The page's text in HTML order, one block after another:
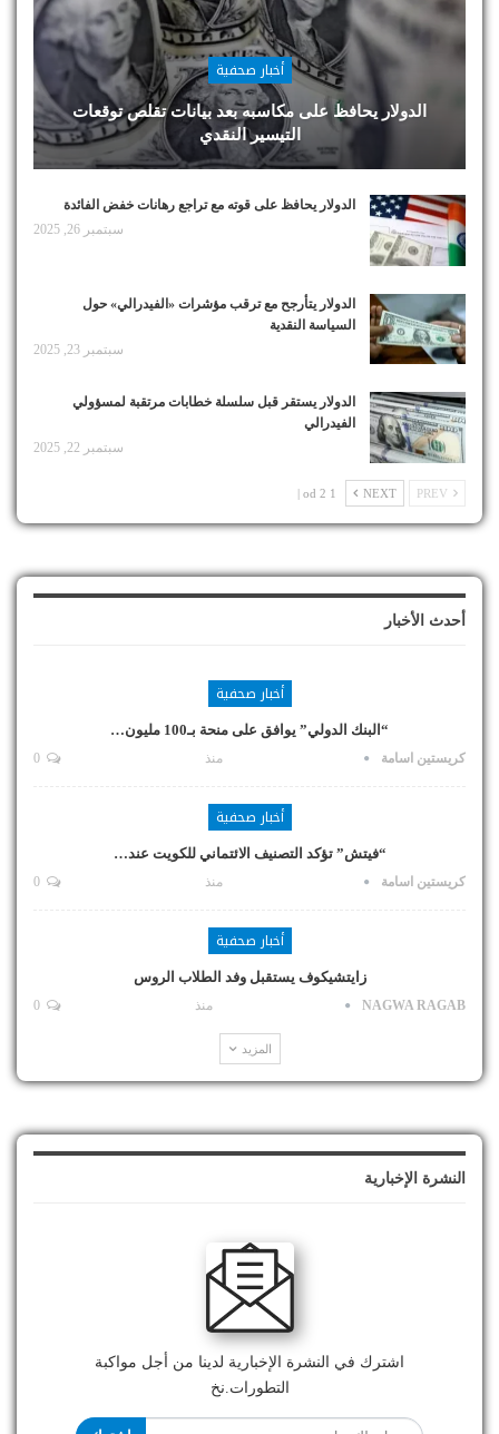
أخبار صحفية
الدولار يحافظ على مكاسبه بعد بيانات تقلص توقعات
التيسير النقدي
الدولار يحافظ على قوته مع تراجع رهانات خفض الفائدة
سبتمبر 26, 2025
الدولار يتأرجح مع ترقب مؤشرات «الفيدرالي» حول
السياسة النقدية
سبتمبر 23, 2025
الدولار يستقر قبل سلسلة خطابات مرتقبة لمسؤولي
الفيدرالي
سبتمبر 22, 2025
NEXT
1 od 2 |
أحدث الأخبار
أخبار صحفية
“البنك الدولي” يوافق على منحة بـ100 مليون…
كريستين اسامة منذ
أخبار صحفية
“فيتش” تؤكد التصنيف الائتماني للكويت عند…
كريستين اسامة منذ
أخبار صحفية
زايتشيكوف يستقبل وفد الطلاب الروس
NAGWA RAGAB منذ
المزيد
النشرة الإخبارية
اشترك في النشرة الإخبارية لدينا من أجل مواكبة
التطورات.نخ